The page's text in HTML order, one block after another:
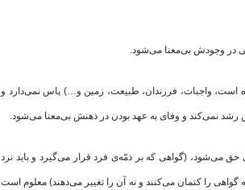
است، واجبات، فرزندان، طبیعت، زمین و…) پاس نمی‌دارد و
رشد نمی‌کند و وفای به عهد بودن در ذهنش بی‌معنا می‌شود.
می‌شود، (گواهی که بر ذمّه‌ی فرد قرار می‌گیرد و باید نزد
گواهی را کتمان می‌کنند و نه آن را تغییر می‌دهند) معلوم است